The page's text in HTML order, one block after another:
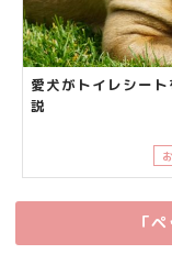
愛犬がトイレシー
説
「